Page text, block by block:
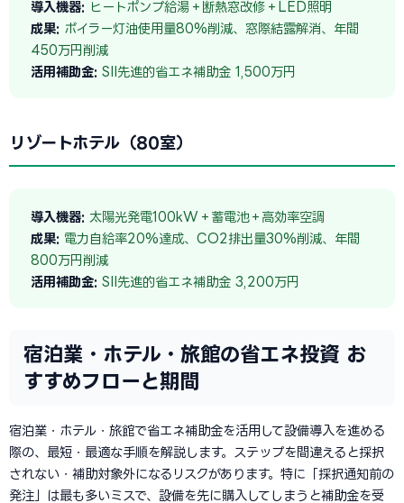
導入機器: ヒートポンプ給湯＋断熱窓改修＋LED照明
成果: ボイラー灯油使用量80%削減、窓際結露解消、年間
450万円削減
活用補助金: SII先進的省エネ補助金 1,500万円
リゾートホテル（80室）
導入機器: 太陽光発電100kW＋蓄電池＋高効率空調
成果: 電力自給率20%達成、CO2排出量30%削減、年間
800万円削減
活用補助金: SII先進的省エネ補助金 3,200万円
宿泊業・ホテル・旅館の省エネ投資 お
すすめフローと期間
宿泊業・ホテル・旅館で省エネ補助金を活用して設備導入を進める
際の、最短・最適な手順を解説します。ステップを間違えると採択
されない・補助対象外になるリスクがあります。特に「採択通知前の
発注」は最も多いミスで、設備を先に購入してしまうと補助金を受